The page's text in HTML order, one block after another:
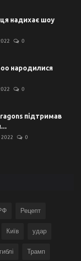
надихає шоу
0
народилися
0
підтримав
0
Рецепт
Київ удар
Трамп